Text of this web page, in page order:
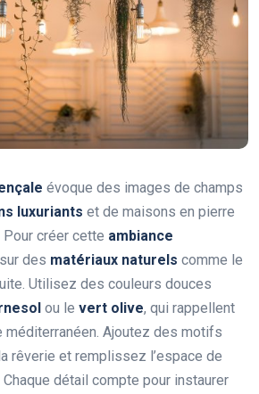
évoque des images de champs
luxuriants et de maisons en pierre
créer cette ambiance
des matériaux naturels comme le
Utilisez des couleurs douces
ou le vert olive, qui rappellent
méditerranéen. Ajoutez des motifs
rêverie et remplissez l’espace de
détail compte pour instaurer